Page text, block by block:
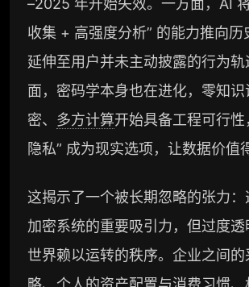
收集 + 高强度分析” 的能力推向历
延伸至用户并未主动披露的行为轨
面，密码学本身也在进化，零知
密、 多方计算开始具备工程可行性
隐私” 成为现实选项，让数据价值
这揭示了一个被长期忽略的张力
加密系统的重要吸引力，但过度
世界赖以运转的秩序。企业之间